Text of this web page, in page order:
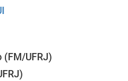
(FM/UFRJ)